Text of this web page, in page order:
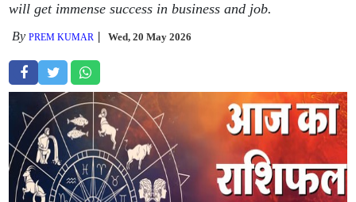
will get immense success in business and job.
ByPREM KUMAR Wed, 20 May 2026